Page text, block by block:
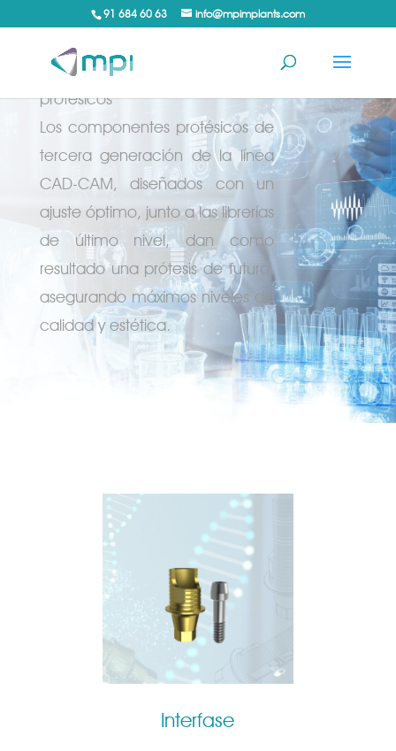
91 684 60 63 info@mpimplants.com
Librerías y componentes
protésicos
Los componentes protésicos de
tercera generación de la línea
CAD-CAM, diseñados con un
ajuste óptimo, junto a las librerías
de último nivel, dan como
resultado una prótesis de futuro,
asegurando máximos niveles de
calidad y estética.
Interfase